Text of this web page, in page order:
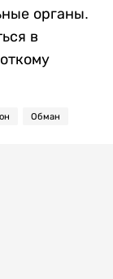
органы.
в
Обман